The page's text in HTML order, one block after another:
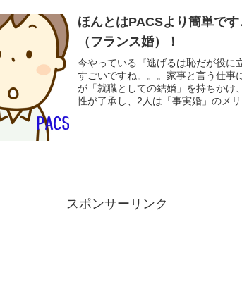
ほんとはPACSより簡単です
（フランス婚）！
今やっている『逃げるは恥だが役に
すごいですね。。。家事と言う仕事
が「就職としての結婚」を持ちかけ
性が了承し、2人は「事実婚」のメ
スポンサーリンク